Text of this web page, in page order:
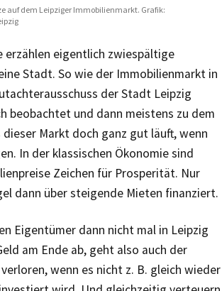
auf dem Leipziger Immobilienmarkt. Grafik:
erzählen eigentlich zwiespältige
Stadt. So wie der Immobilienmarkt in
der Stadt Leipzig
beobachtet und dann meistens zu dem
Markt doch ganz gut läuft, wenn
In der klassischen Ökonomie sind
Zeichen für Prosperität. Nur
dann über steigende Mieten finanziert.
Eigentümer dann nicht mal in Leipzig
am Ende ab, geht also auch der
wenn es nicht z. B. gleich wieder